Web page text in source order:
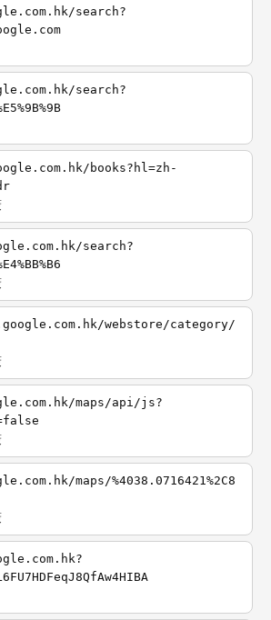
search?
search?
books?hl=zh-
search?
webstore/category/
maps/api/js?
maps/%4038.0716421%2C8